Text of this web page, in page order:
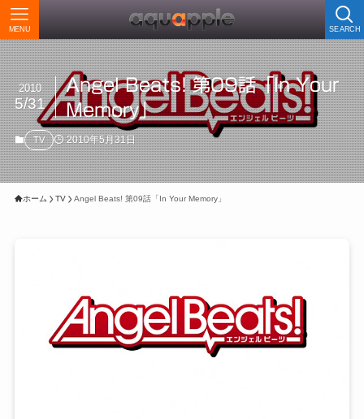
SEARCH
MENU
Angel Beats! 第09話「In Your
Memory」
2010
5/31
TV 2010年5月31日
ホーム TV Angel Beats! 第09話「In Your Memory」